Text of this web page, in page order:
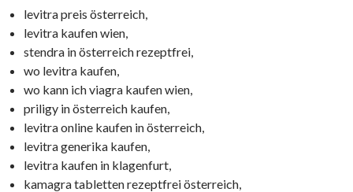
levitra preis österreich,
levitra kaufen wien,
stendra in österreich rezeptfrei,
wo levitra kaufen,
wo kann ich viagra kaufen wien,
priligy in österreich kaufen,
levitra online kaufen in österreich,
levitra generika kaufen,
levitra kaufen in klagenfurt,
kamagra tabletten rezeptfrei österreich,